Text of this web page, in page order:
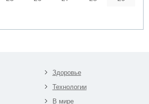
Здоровье
Технологии
В мире